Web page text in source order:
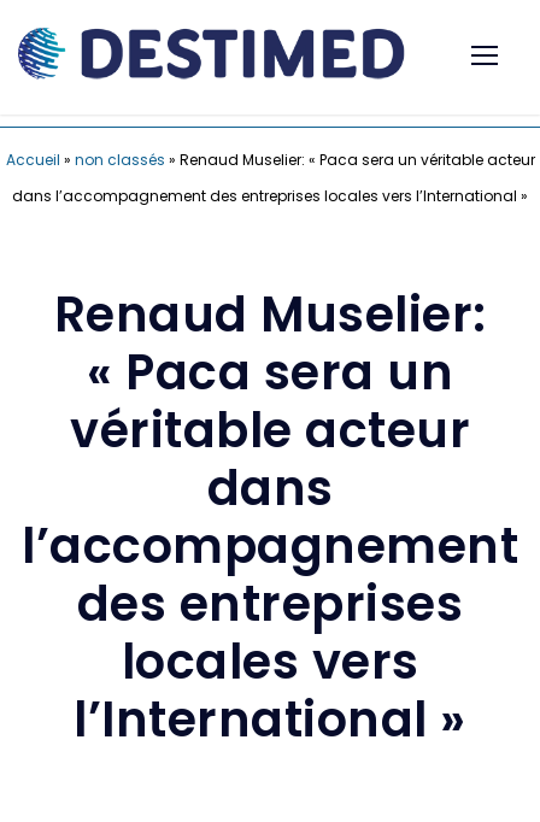
Accueil » non classés » Renaud Muselier: « Paca sera un véritable acteur
dans l’accompagnement des entreprises locales vers l’International »
Renaud Muselier:
« Paca sera un
véritable acteur
dans
l’accompagnement
des entreprises
locales vers
l’International »